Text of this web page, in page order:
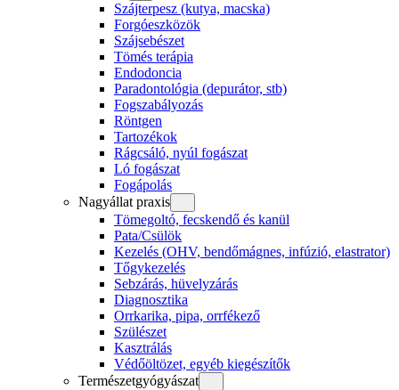
Szájterpesz (kutya, macska)
Forgóeszközök
Szájsebészet
Tömés terápia
Endodoncia
Paradontológia (depurátor, stb)
Fogszabályozás
Röntgen
Tartozékok
Rágcsáló, nyúl fogászat
Ló fogászat
Fogápolás
Nagyállat praxis
Tömegoltó, fecskendő és kanül
Pata/Csülök
Kezelés (OHV, bendőmágnes, infúzió, elastrator)
Tőgykezelés
Sebzárás, hüvelyzárás
Diagnosztika
Orrkarika, pipa, orrfékező
Szülészet
Kasztrálás
Védőöltözet, egyéb kiegészítők
Természetgyógyászat